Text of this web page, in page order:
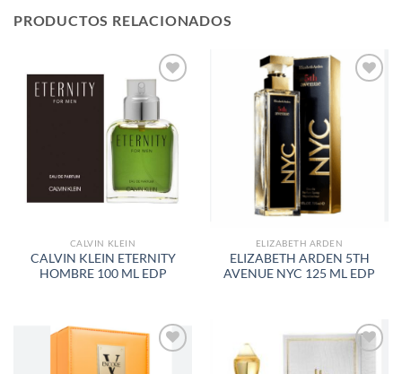
PRODUCTOS RELACIONADOS
AÑADIR
LISTA
DE
CALVIN KLEIN
CALVIN KLEIN ETERNITY
HOMBRE 100 ML EDP
AÑADIR
DESEOS
ELIZABETH ARDEN
ELIZABETH ARDEN 5TH
AVENUE NYC 125 ML EDP
AÑADIR